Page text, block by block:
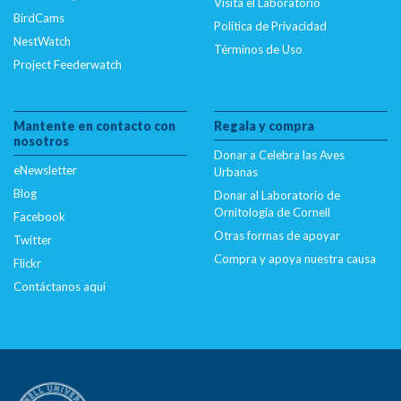
/nas/content/live/dcelebirds/wp-
content/plugins/citsci-image/citsci-image.php
line34
CitSciImage::$srcset is deprecated in
/nas/content/live/dcelebirds/wp-
content/plugins/citsci-image/citsci-image.phpon
line35
Deprecated
: Creation of dynamic property
CitSciImage::$title is deprecated in
/nas/content/live/dcelebirds/wp-
content/plugins/citsci-image/citsci-image.php
Deprecated: Creation of dynamic property
/nas/content/live/dcelebirds/wp-
BirdCams
NestWatch
Project Feederwatch
Visita el Laboratorio
Política de Privacidad
Términos de Uso
Mantente en contacto con
nosotros
eNewsletter
Blog
Facebook
Twitter
Flickr
Contáctanos aquí
Regala y compra
Donar a Celebra las Aves
Urbanas
Donar al Laboratorio de
Ornitología de Cornell
Otras formas de apoyar
Compra y apoya nuestra causa